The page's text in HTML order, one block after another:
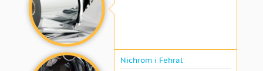
Nichrom i Fehral